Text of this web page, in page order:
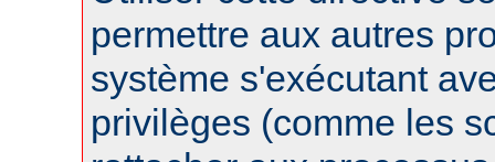
permettre aux autres
système s'exécutant
privilèges (comme les